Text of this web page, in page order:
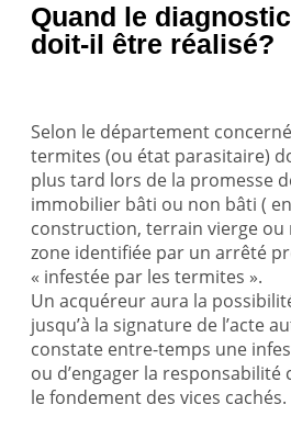
Quand le
doit-il être réalisé?
Selon le département
termites (ou état parasitaire)
plus tard lors de la promesse
immobilier bâti ou non bâti (
construction, terrain vierge
zone identifiée par un arrêté
« infestée par les termites ».
Un acquéreur aura la
jusqu’à la signature de l’acte
constate entre-temps une
ou d’engager la
le fondement des vices cachés.